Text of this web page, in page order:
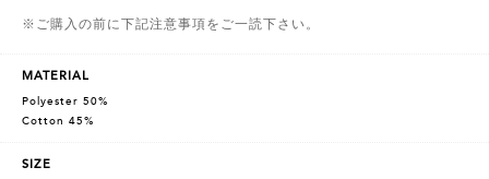
※ご購入の前に下記注意事項をご一読下さい。
MATERIAL
Polyester 50%
Cotton 45%
SIZE